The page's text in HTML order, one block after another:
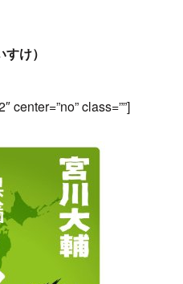
け）
center=”no” class=””]